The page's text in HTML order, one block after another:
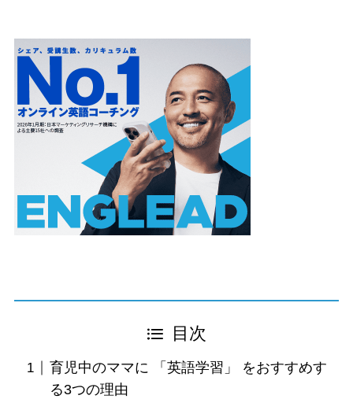
目次
育児中のママに 「英語学習」 をおすすめす
る3つの理由